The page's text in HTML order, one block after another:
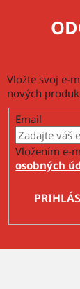
Vložte svoj e-
nových
Email
Vložením e-
osobných